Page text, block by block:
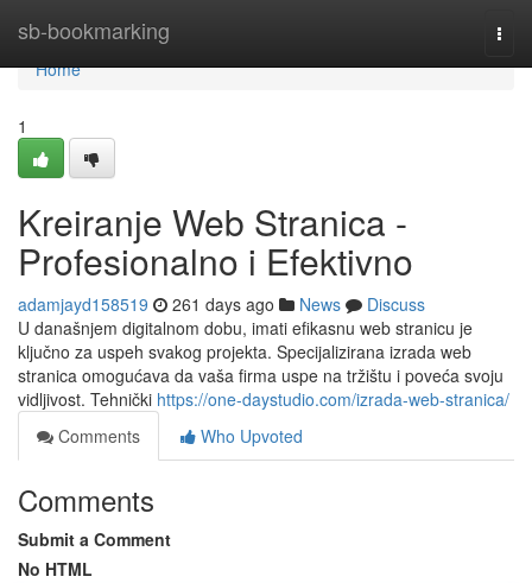
sb-bookmarking
Home
Home
1
Kreiranje Web Stranica -
Profesionalno i Efektivno
adamjayd158519 261 days ago News
Discuss
U današnjem digitalnom dobu, imati efikasnu web stranicu je
ključno za uspeh svakog projekta. Specijalizirana izrada web
stranica omogućava da vaša firma uspe na tržištu i poveća svoju
vidljivost. Tehnički https://one-daystudio.com/izrada-web-stranica/
Comments
Who Upvoted
Comments
Submit a Comment
No HTML